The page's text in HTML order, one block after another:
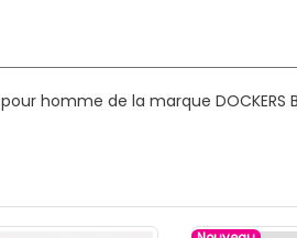
homme de la marque DOCKERS